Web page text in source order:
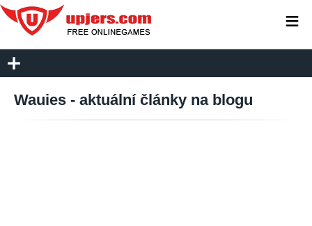
Wauies - aktuální články na blogu
≡